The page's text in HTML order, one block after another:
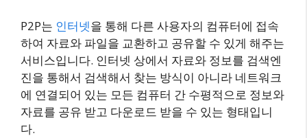
P2P는 인터넷을 통해 다른 사용자의 컴퓨터에 접속
하여 자료와 파일을 교환하고 공유할 수 있게 해주는
서비스입니다. 인터넷 상에서 자료와 정보를 검색엔
진을 통해서 검색해서 찾는 방식이 아니라 네트워크
에 연결되어 있는 모든 컴퓨터 간 수평적으로 정보와
자료를 공유 받고 다운로드 받을 수 있는 형태입니
다.